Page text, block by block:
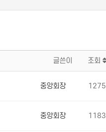
글쓴이 조회
중앙회장 1275
중앙회장 1183